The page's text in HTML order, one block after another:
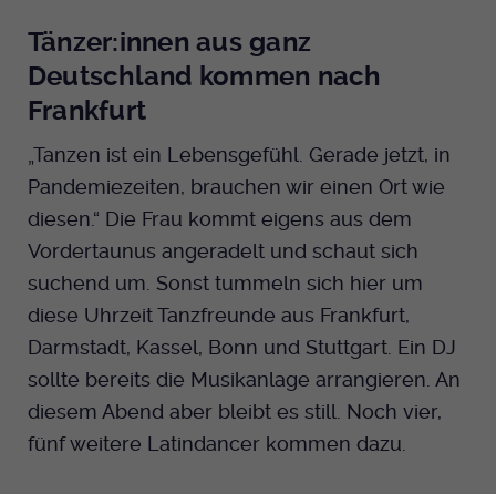
Tänzer:innen aus ganz
Deutschland kommen nach
Frankfurt
„Tanzen ist ein Lebensgefühl. Gerade jetzt, in
Pandemiezeiten, brauchen wir einen Ort wie
diesen.“ Die Frau kommt eigens aus dem
Vordertaunus angeradelt und schaut sich
suchend um. Sonst tummeln sich hier um
diese Uhrzeit Tanzfreunde aus Frankfurt,
Darmstadt, Kassel, Bonn und Stuttgart. Ein DJ
sollte bereits die Musikanlage arrangieren. An
diesem Abend aber bleibt es still. Noch vier,
fünf weitere Latindancer kommen dazu.